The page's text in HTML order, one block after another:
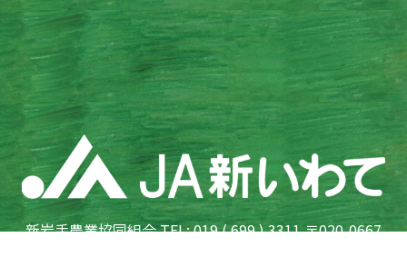
新岩手農業協同組合 TEL: 019 ( 699 ) 3311 〒020-0667